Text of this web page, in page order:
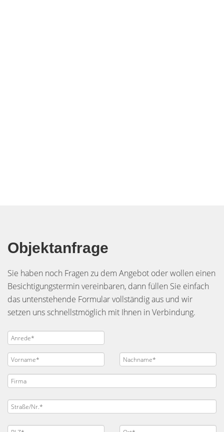
Objektanfrage
Sie haben noch Fragen zu dem Angebot oder wollen einen
Besichtigungstermin vereinbaren, dann füllen Sie einfach
das untenstehende Formular vollständig aus und wir
setzen uns schnellstmöglich mit Ihnen in Verbindung.